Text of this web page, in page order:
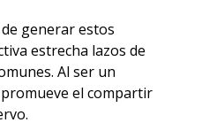
generar estos
estrecha lazos de
Al ser un
el compartir